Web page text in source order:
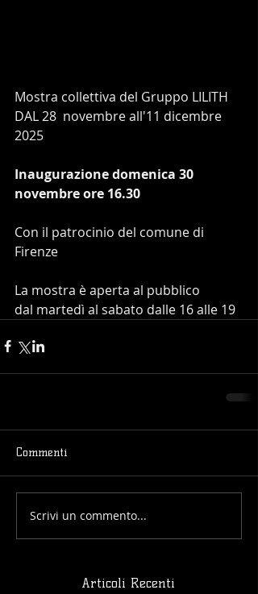
Mostra collettiva del Gruppo LILITH
DAL 28  novembre all'11 dicembre
2025
Inaugurazione domenica 30
novembre ore 16.30
Con il patrocinio del comune di
Firenze
La mostra è aperta al pubblico
dal martedì al sabato dalle 16 alle 19
Commenti
Scrivi un commento...
Articoli Recenti